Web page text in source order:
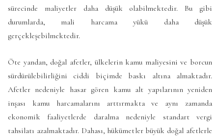
sürecinde maliyetler daha düşük olabilmektedir. Bu gibi
durumlarda, mali harcama yükü daha düşük
gerçekleşebilmektedir.
Öte yandan, doğal afetler, ülkelerin kamu maliyesini ve borcun
sürdürülebilirliğini ciddi biçimde baskı altına almaktadır.
Afetler nedeniyle hasar gören kamu alt yapılarının yeniden
inşası kamu harcamalarını arttırmakta ve aynı zamanda
ekonomik faaliyetlerde daralma nedeniyle standart vergi
tahsilatı azalmaktadır. Dahası, hükümetler büyük doğal afetlerle